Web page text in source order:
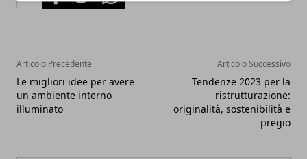
Articolo Precedente
Le migliori idee per avere
un ambiente interno
illuminato
Articolo Successivo
Tendenze 2023 per la
ristrutturazione:
originalità, sostenibilità e
pregio